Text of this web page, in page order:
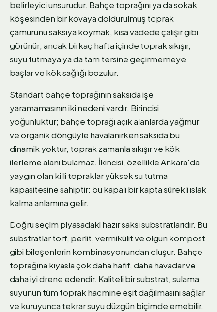
belirleyici unsurudur. Bahçe toprağını ya da sokak
köşesinden bir kovaya doldurulmuş toprak
çamurunu saksıya koymak, kısa vadede çalışır gibi
görünür; ancak birkaç hafta içinde toprak sıkışır,
suyu tutmaya ya da tam tersine geçirmemeye
başlar ve kök sağlığı bozulur.
Standart bahçe toprağının saksıda işe
yaramamasının iki nedeni vardır. Birincisi
yoğunluktur; bahçe toprağı açık alanlarda yağmur
ve organik döngüyle havalanırken saksıda bu
dinamik yoktur, toprak zamanla sıkışır ve kök
ilerleme alanı bulamaz. İkincisi, özellikle Ankara'da
yaygın olan killi topraklar yüksek su tutma
kapasitesine sahiptir; bu kapalı bir kapta sürekli ıslak
kalma anlamına gelir.
Doğru seçim piyasadaki hazır saksı substratlarıdır. Bu
substratlar torf, perlit, vermikülit ve olgun kompost
gibi bileşenlerin kombinasyonundan oluşur. Bahçe
toprağına kıyasla çok daha hafif, daha havadar ve
daha iyi drene edendir. Kaliteli bir substrat, sulama
suyunun tüm toprak hacmine eşit dağılmasını sağlar
ve kuruyunca tekrar suyu düzgün biçimde emebilir.